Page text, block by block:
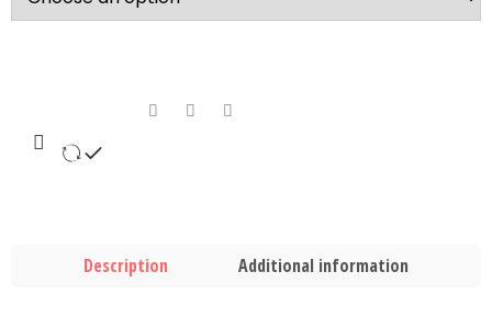
Description Additional information